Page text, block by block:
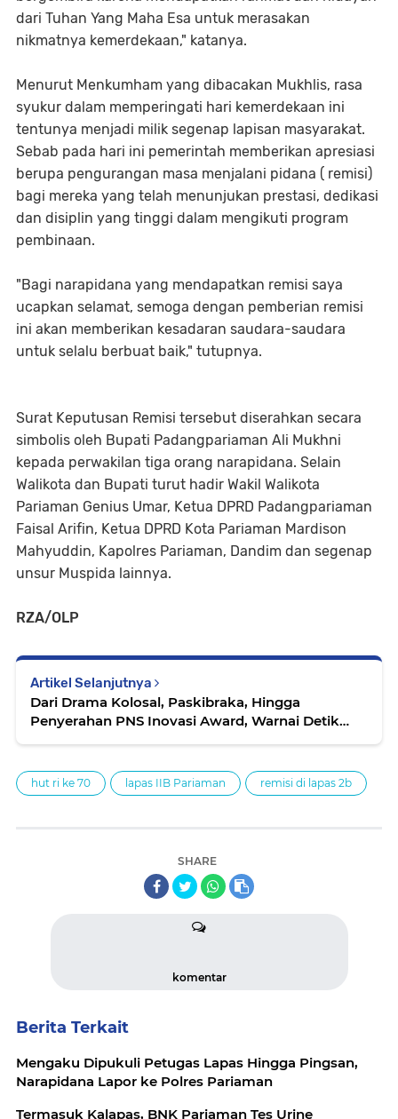
dari Tuhan Yang Maha Esa untuk merasakan
nikmatnya kemerdekaan," katanya.
Menurut Menkumham yang dibacakan Mukhlis, rasa
syukur dalam memperingati hari kemerdekaan ini
tentunya menjadi milik segenap lapisan masyarakat.
Sebab pada hari ini pemerintah memberikan apresiasi
berupa pengurangan masa menjalani pidana ( remisi)
bagi mereka yang telah menunjukan prestasi, dedikasi
dan disiplin yang tinggi dalam mengikuti program
pembinaan.
"Bagi narapidana yang mendapatkan remisi saya
ucapkan selamat, semoga dengan pemberian remisi
ini akan memberikan kesadaran saudara-saudara
untuk selalu berbuat baik," tutupnya.
Surat Keputusan Remisi tersebut diserahkan secara
simbolis oleh Bupati Padangpariaman Ali Mukhni
kepada perwakilan tiga orang narapidana. Selain
Walikota dan Bupati turut hadir Wakil Walikota
Pariaman Genius Umar, Ketua DPRD Padangpariaman
Faisal Arifin, Ketua DPRD Kota Pariaman Mardison
Mahyuddin, Kapolres Pariaman, Dandim dan segenap
unsur Muspida lainnya.
RZA/OLP
Artikel Selanjutnya
Dari Drama Kolosal, Paskibraka, Hingga
Penyerahan PNS Inovasi Award, Warnai Detik
hut ri ke 70 lapas IIB Pariaman remisi di lapas 2b
SHARE
komentar
Berita Terkait
Mengaku Dipukuli Petugas Lapas Hingga Pingsan,
Narapidana Lapor ke Polres Pariaman
Termasuk Kalapas, BNK Pariaman Tes Urine